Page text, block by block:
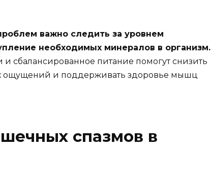
важно следить за уровнем
необходимых минералов в организм.
сбалансированное питание помогут снизить
ощущений и поддерживать здоровье мышц
спазмов в